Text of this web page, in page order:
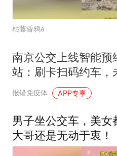
枯藤昏鸦a
南京公交上线智能预
站：刷卡扫码约车，
约直接过站
报错免疫体 APP专享
男子坐公交车，美女
大哥还是无动于衷！